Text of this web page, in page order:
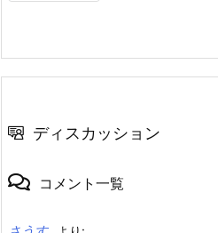
ディスカッション
コメント一覧